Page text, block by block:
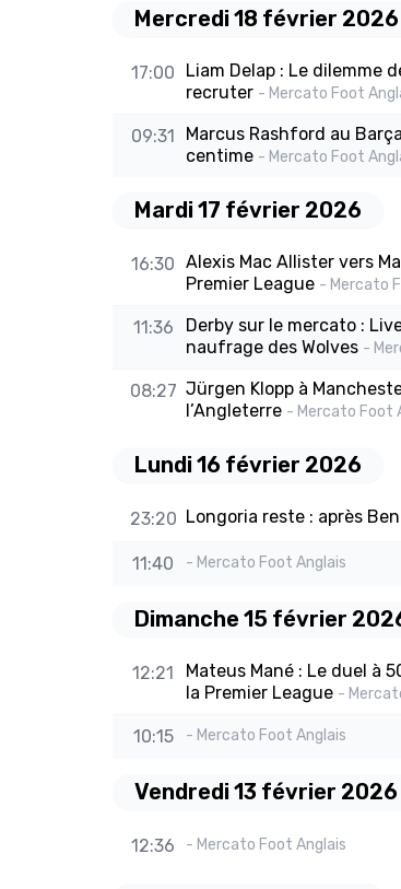
Mercredi 18 février 2026
17:00
Liam Delap : Le dilemme
recruter - Mercato Foot
09:31
Marcus Rashford au
centime - Mercato Foot
Mardi 17 février 2026
16:30 Alexis Mac Allister vers
Premier League - Mercato
11:36
Derby sur le mercato :
naufrage des Wolves -
08:27 Jürgen Klopp à
l’Angleterre - Mercato Foot
Lundi 16 février 2026
23:20 Longoria reste : après
11:40 - Mercato Foot Anglais
Dimanche 15 février
12:21
Mateus Mané : Le duel à
la Premier League -
10:15 - Mercato Foot Anglais
Vendredi 13 février 2026
12:36 - Mercato Foot Anglais